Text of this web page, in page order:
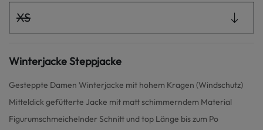
XS
Winterjacke Steppjacke
Gesteppte Damen Winterjacke mit hohem Kragen (Windschutz)
Mitteldick gefütterte Jacke mit matt schimmerndem Material
Figurumschmeichelnder Schnitt und top Länge bis zum Po